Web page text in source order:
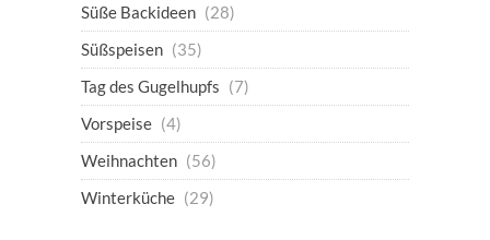
Süße Backideen (28)
Süßspeisen (35)
Tag des Gugelhupfs (7)
Vorspeise (4)
Weihnachten (56)
Winterküche (29)